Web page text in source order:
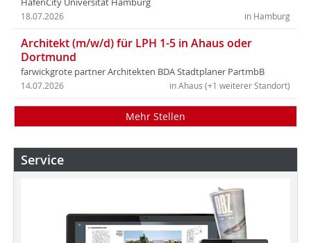
HafenCity Universität Hamburg
in Hamburg
18.07.2026
Architekt (m/w/d) für LPH 1-5 in Ahaus oder
Dortmund
farwickgrote partner Architekten BDA Stadtplaner PartmbB
in Ahaus (+1 weiterer Standort)
14.07.2026
Mehr Stellen
Service